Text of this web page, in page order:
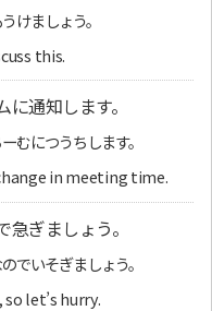
けましょう。
this.
通知します。
むにつうちします。
in meeting time.
ぎましょう。
でいそぎましょう。
let’s hurry.